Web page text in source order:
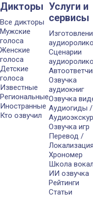
Дикторы
Все дикторы
Мужские
голоса
Женские
голоса
Детские
голоса
Известные
Региональные
Иностранные
Кто озвучил
Услуги и
сервисы
Сценарии
Озвучка
аудиокниг
Озвучка
Аудиогиды /
Озвучка игр
Перевод /
Локализация
Хрономер
Школа
ИИ озвучка
Рейтинги
Статьи